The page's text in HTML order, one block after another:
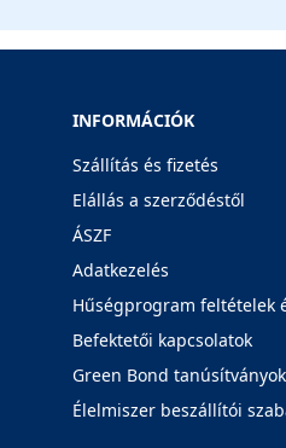
INFORMÁCIÓK
Szállítás és fizetés
Elállás a szerződéstől
ÁSZF
Adatkezelés
Hűségprogram feltételek
Befektetői kapcsolatok
Green Bond tanúsítványok
Élelmiszer beszállítói